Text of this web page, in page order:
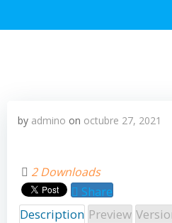
by admino on octubre 27, 2021
2 Downloads
Share
Description Preview